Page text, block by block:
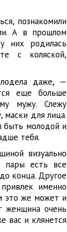
познакомили
А в прошлом
них родилась
с коляской,
даже, —
еще больше
мужу. Слежу
маски для лица.
быть молодой и
тебя.
визуально
пары есть все
конца. Другое
именно
это же может и
женщина очень
вас и клянется